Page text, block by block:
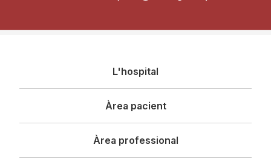
principal
L'hospital
Àrea pacient
Àrea professional